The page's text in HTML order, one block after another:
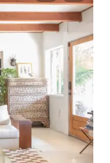
nécessaires :
: